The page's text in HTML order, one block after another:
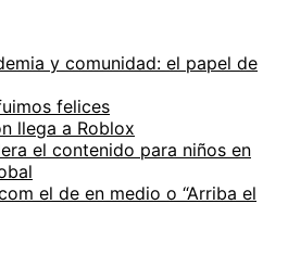
y comunidad: el papel de
felices
llega a Roblox
el contenido para niños en
el de en medio o “Arriba el